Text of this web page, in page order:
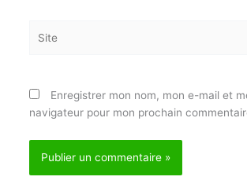
Nom*
E-